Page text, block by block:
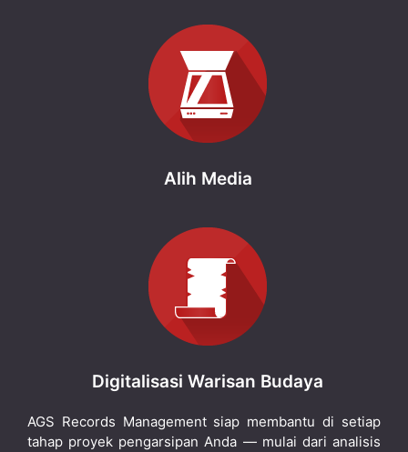
Alih Media
Digitalisasi Warisan Budaya
AGS Records Management siap membantu di setiap
tahap proyek pengarsipan Anda — mulai dari analisis